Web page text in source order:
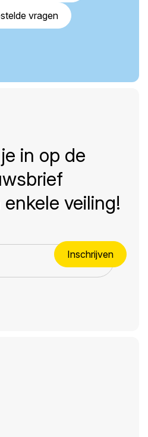
vragen
in op de
veiling!
Inschrijven